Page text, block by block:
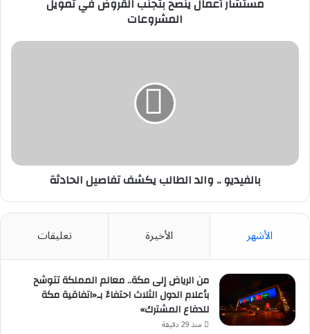
مستشار أعمال ينصح بتجنب القروض في تمويل
المشروعات
بالفيديو
بالفيديو .. ‏والد الطالب يكشف تفاصيل الحادثة
الأشهر الأخيرة تعليقات
من الرياض إلى مكة.. معالم المملكة تتوشح
بأعلام الدول الثلاث احتفاءً بـ«اتفاقية مكة
للدفاع المشترك»
منذ 29 دقيقة